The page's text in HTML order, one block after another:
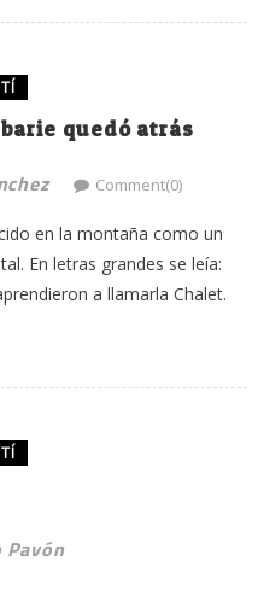
quedó atrás
Comment(0)
en la montaña como un
En letras grandes se leía:
a llamarla Chalet.
Pavón